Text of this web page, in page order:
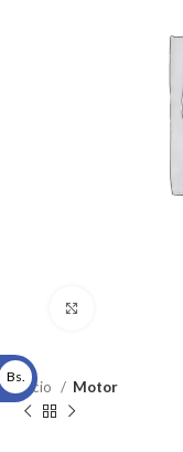
Inicio Motor
Bs.